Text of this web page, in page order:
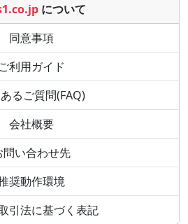
について
同意事項
ご利用ガイド
るご質問(FAQ)
会社概要
問い合わせ先
奨動作環境
引法に基づく表記